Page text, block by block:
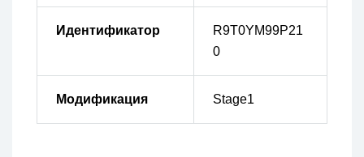
Идентификатор
R9T0YM99P21
0
Модификация Stage1